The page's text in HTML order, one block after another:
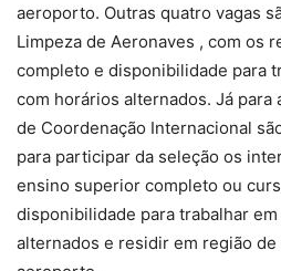
aeroporto. Outras quatro vagas
Limpeza de Aeronaves , com os
completo e disponibilidade para
com horários alternados. Já para
de Coordenação Internacional
para participar da seleção os
ensino superior completo ou
disponibilidade para trabalhar
alternados e residir em região de